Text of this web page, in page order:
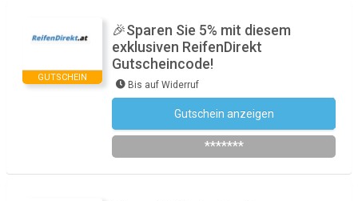
GUTSCHEIN
🎉Sparen Sie 5% mit diesem
exklusiven ReifenDirekt
Gutscheincode!
Bis auf Widerruf
Gutschein anzeigen
*******